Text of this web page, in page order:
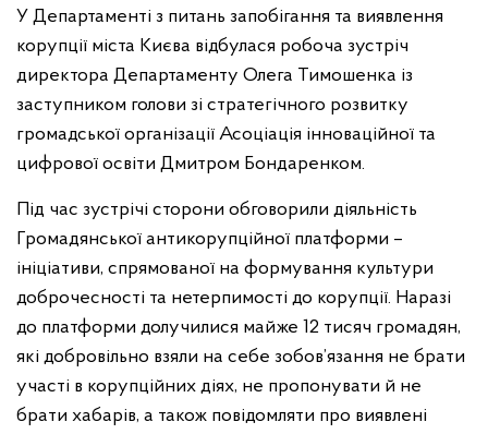
У Департаменті з питань запобігання та виявлення
корупції міста Києва відбулася робоча зустріч
директора Департаменту Олега Тимошенка із
заступником голови зі стратегічного розвитку
громадської організації Асоціація інноваційної та
цифрової освіти Дмитром Бондаренком.
Під час зустрічі сторони обговорили діяльність
Громадянської антикорупційної платформи –
ініціативи, спрямованої на формування культури
доброчесності та нетерпимості до корупції. Наразі
до платформи долучилися майже 12 тисяч громадян,
які добровільно взяли на себе зобов’язання не брати
участі в корупційних діях, не пропонувати й не
брати хабарів, а також повідомляти про виявлені